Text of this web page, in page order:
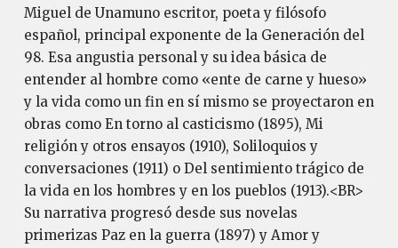
Miguel de Unamuno escritor, poeta y filósofo
español, principal exponente de la Generación del
98. Esa angustia personal y su idea básica de
entender al hombre como «ente de carne y hueso»
y la vida como un fin en sí mismo se proyectaron en
obras como En torno al casticismo (1895), Mi
religión y otros ensayos (1910), Soliloquios y
conversaciones (1911) o Del sentimiento trágico de
la vida en los hombres y en los pueblos (1913).<BR>
Su narrativa progresó desde sus novelas
primerizas Paz en la guerra (1897) y Amor y